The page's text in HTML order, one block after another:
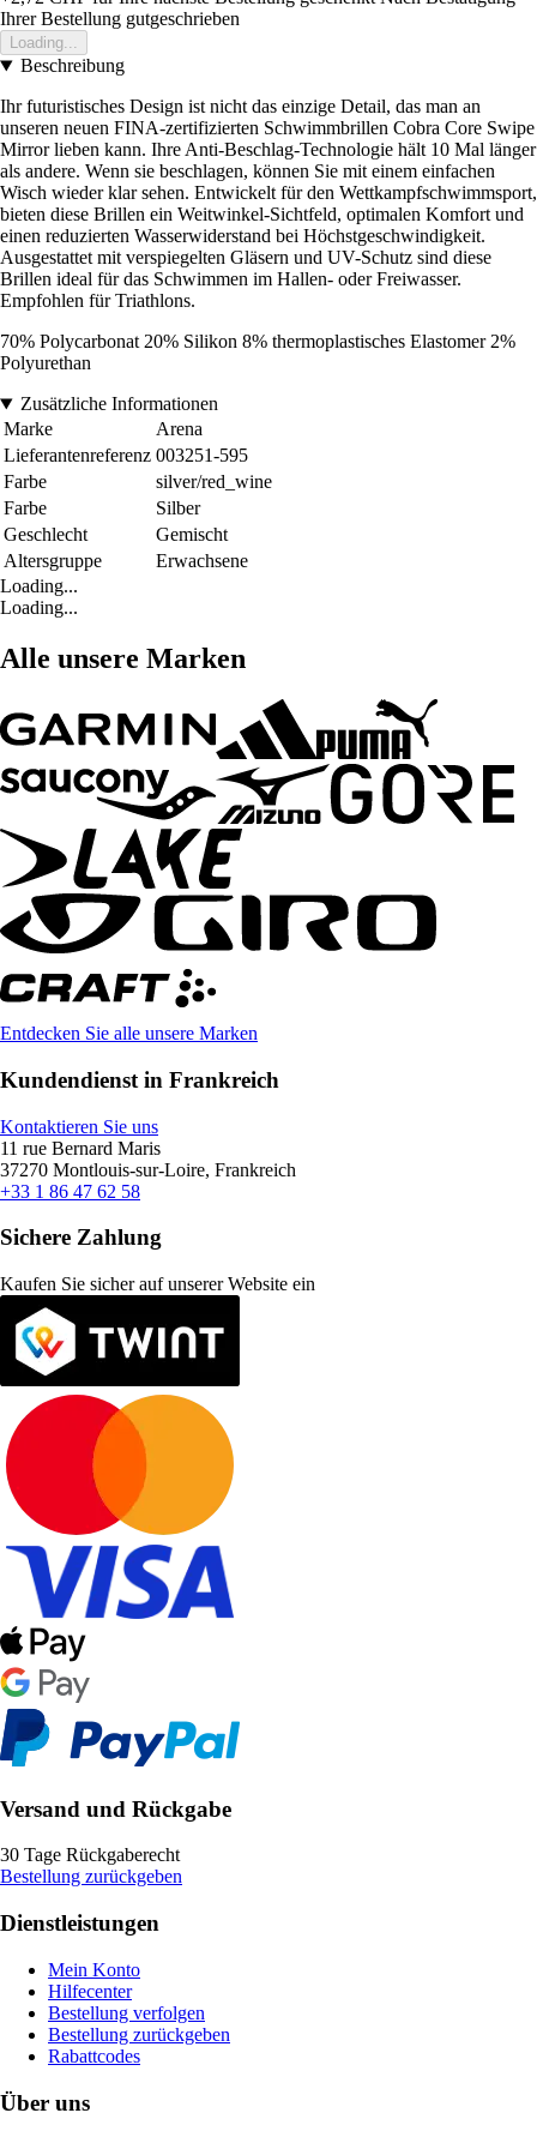
Ihrer Bestellung gutgeschrieben
Loading...
Beschreibung
Ihr futuristisches Design ist nicht das einzige Detail, das man an
unseren neuen FINA-zertifizierten Schwimmbrillen Cobra Core Swipe
Mirror lieben kann. Ihre Anti-Beschlag-Technologie hält 10 Mal länger
als andere. Wenn sie beschlagen, können Sie mit einem einfachen
Wisch wieder klar sehen. Entwickelt für den Wettkampfschwimmsport,
bieten diese Brillen ein Weitwinkel-Sichtfeld, optimalen Komfort und
einen reduzierten Wasserwiderstand bei Höchstgeschwindigkeit.
Ausgestattet mit verspiegelten Gläsern und UV-Schutz sind diese
Brillen ideal für das Schwimmen im Hallen- oder Freiwasser.
Empfohlen für Triathlons.
70% Polycarbonat 20% Silikon 8% thermoplastisches Elastomer 2%
Polyurethan
Zusätzliche Informationen
Marke
Arena
Lieferantenreferenz 003251-595
Farbe
silver/red_wine
Farbe
Silber
Geschlecht
Gemischt
Altersgruppe
Erwachsene
Loading...
Loading...
Alle unsere Marken
Entdecken Sie alle unsere Marken
Kundendienst in Frankreich
Kontaktieren Sie uns
11 rue Bernard Maris
37270 Montlouis-sur-Loire, Frankreich
+33 1 86 47 62 58
Sichere Zahlung
Kaufen Sie sicher auf unserer Website ein
Versand und Rückgabe
30 Tage Rückgaberecht
Bestellung zurückgeben
Dienstleistungen
Mein Konto
Hilfecenter
Bestellung verfolgen
Bestellung zurückgeben
Rabattcodes
Über uns